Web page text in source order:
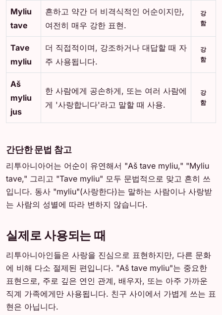
Myliu
tave
흔하고 약간 더 비격식적인 어순이지만,
여전히 매우 강한 표현.
강
함
Tave
myliu
더 직접적이며, 강조하거나 대답할 때 자
주 사용됩니다.
강
함
Aš
myliu
jus
한 사람에게 공손하게, 또는 여러 사람에
게 '사랑합니다'라고 말할 때 사용.
강
함
간단한 문법 참고
리투아니아어는 어순이 유연해서 "Aš tave myliu," "Myliu
tave," 그리고 "Tave myliu" 모두 문법적으로 맞고 흔히 쓰
입니다. 동사 "myliu"(사랑한다)는 말하는 사람이나 사랑받
는 사람의 성별에 따라 변하지 않습니다.
실제로 사용되는 때
리투아니아인들은 사랑을 진심으로 표현하지만, 다른 문화
에 비해 다소 절제된 편입니다. "Aš tave myliu"는 중요한
표현으로, 주로 깊은 연인 관계, 배우자, 또는 아주 가까운
직계 가족에게만 사용됩니다. 친구 사이에서 가볍게 쓰는 표
현은 아닙니다.